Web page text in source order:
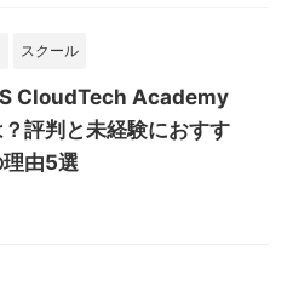
スクール
CloudTech Academy
？評判と未経験におすす
由5選